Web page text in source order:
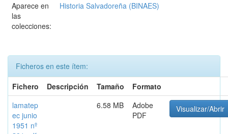
Aparece en
las
colecciones:
Historia Salvadoreña (BINAES)
Ficheros en este ítem:
Fichero
Descripción Tamaño
Formato
lamatep
ec junio
1951 nº
6.58 MB
Adobe
PDF
Visualizar/Abrir